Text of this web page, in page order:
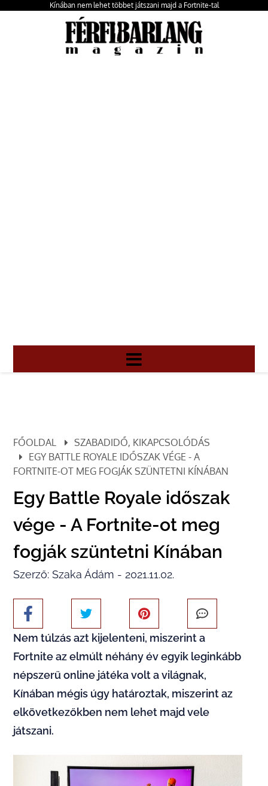
Kínában nem lehet többet játszani majd a Fortnite-tal
FŐOLDAL
SZABADIDŐ, KIKAPCSOLÓDÁS
EGY BATTLE ROYALE IDŐSZAK VÉGE - A
FORTNITE-OT MEG FOGJÁK SZÜNTETNI KÍNÁBAN
Egy Battle Royale időszak
vége - A Fortnite-ot meg
fogják szüntetni Kínában
Szerző: Szaka Ádám - 2021.11.02.
Nem túlzás azt kijelenteni, miszerint a
Fortnite az elmúlt néhány év egyik leginkább
népszerű online játéka volt a világnak,
Kínában mégis úgy határoztak, miszerint az
elkövetkezőkben nem lehet majd vele
játszani.